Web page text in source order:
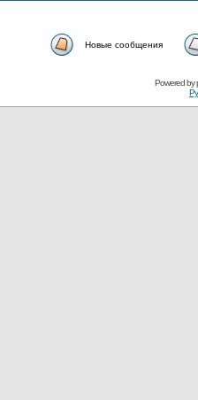
Новые сообщения
Powered by